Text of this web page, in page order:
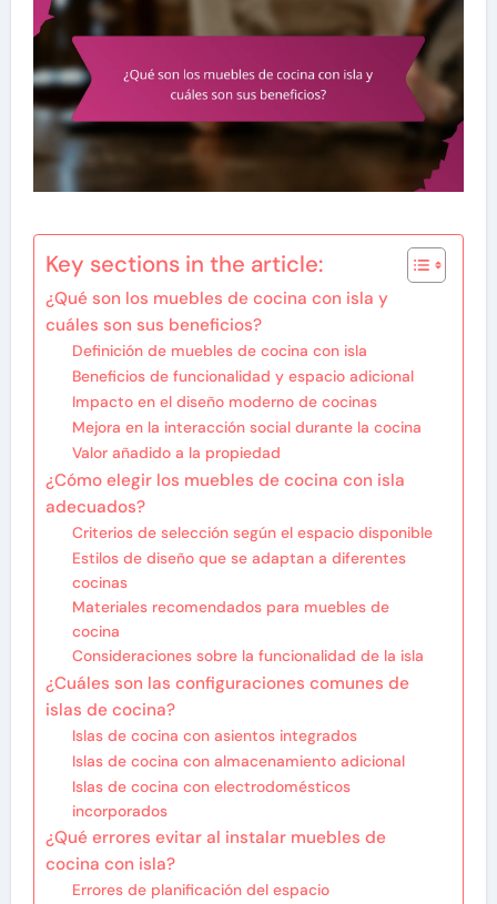
Key sections in the article:
¿Qué son los muebles de cocina con isla y
cuáles son sus beneficios?
Definición de muebles de cocina con isla
Beneficios de funcionalidad y espacio adicional
Impacto en el diseño moderno de cocinas
Mejora en la interacción social durante la cocina
Valor añadido a la propiedad
¿Cómo elegir los muebles de cocina con isla
adecuados?
Criterios de selección según el espacio disponible
Estilos de diseño que se adaptan a diferentes
cocinas
Materiales recomendados para muebles de
cocina
Consideraciones sobre la funcionalidad de la isla
¿Cuáles son las configuraciones comunes de
islas de cocina?
Islas de cocina con asientos integrados
Islas de cocina con almacenamiento adicional
Islas de cocina con electrodomésticos
incorporados
¿Qué errores evitar al instalar muebles de
cocina con isla?
Errores de planificación del espacio